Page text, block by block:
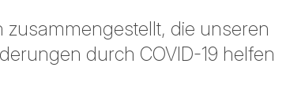
zusammengestellt, die unseren
durch COVID-19 helfen